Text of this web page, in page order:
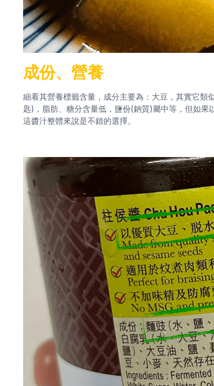
成份、營養
細看其營養標籤含量，成分主要為：大豆，其實它
匙)，脂肪、糖分含量低，鹽份(鈉質)屬中等，但如果
這醬汁整體來說是不錯的選擇。